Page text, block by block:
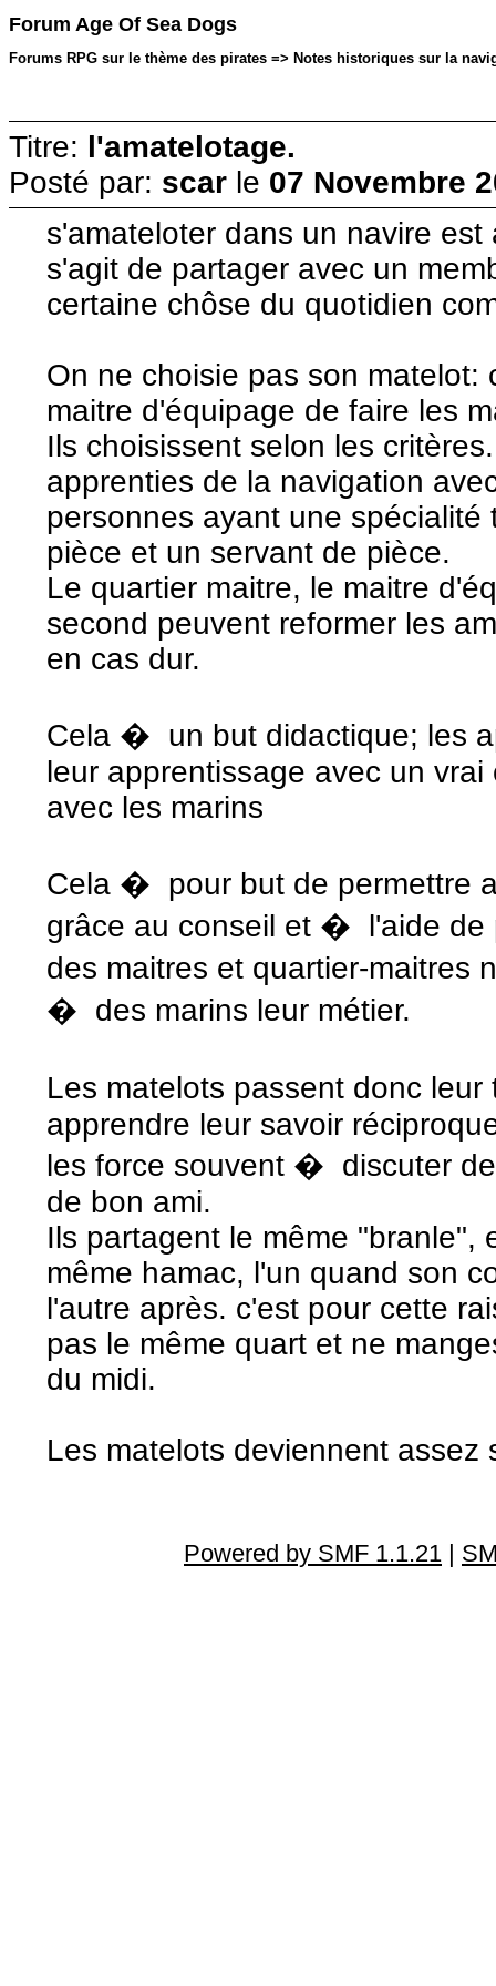
Forum Age Of Sea Dogs
Forums RPG sur le thème des pirates => Notes historiques sur la
Titre: l'amatelotage.
Posté par: scar le 07 Novembre
s'amateloter dans un navire
s'agit de partager avec un
certaine chôse du quotidien
On ne choisie pas son matelot:
maitre d'équipage de faire les
Ils choisissent selon les
apprenties de la navigation
personnes ayant une
pièce et un servant de pièce.
Le quartier maitre, le maitre
second peuvent reformer les
en cas dur.
Cela � un but didactique; les
leur apprentissage avec un
avec les marins
Cela � pour but de permettre
grâce au conseil et � l'aide de
des maitres et quartier-
� des marins leur métier.
Les matelots passent donc
apprendre leur savoir
les force souvent � discuter
de bon ami.
Ils partagent le même "branle",
même hamac, l'un quand son
l'autre après. c'est pour cette
pas le même quart et ne
du midi.
Les matelots deviennent
Powered by SMF 1.1.21 |